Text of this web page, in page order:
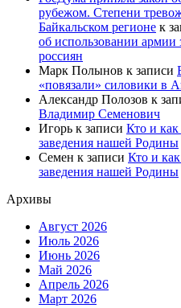
рубежом. Степени
Байкальском регионе к
об использовании
россиян
Марк Полынов к записи
«повязали» силовики в
Александр Полозов к
Владимир Семенович
Игорь к записи Кто и
заведения нашей Родины
Семен к записи Кто и
заведения нашей Родины
Архивы
Август 2026
Июль 2026
Июнь 2026
Май 2026
Апрель 2026
Март 2026